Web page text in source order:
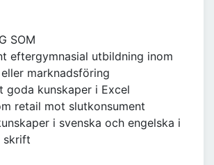
SOM
eftergymnasial utbildning inom
marknadsföring
goda kunskaper i Excel
retail mot slutkonsument
i svenska och engelska i
skrift